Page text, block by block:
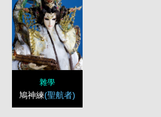
雜學
鳩神練(聖航者)